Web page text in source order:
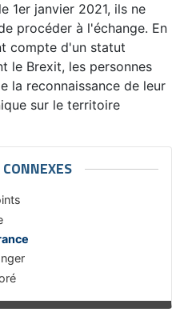
1er janvier 2021, ils ne
procéder à l'échange. En
compte d'un statut
le Brexit, les personnes
la reconnaissance de leur
sur le territoire